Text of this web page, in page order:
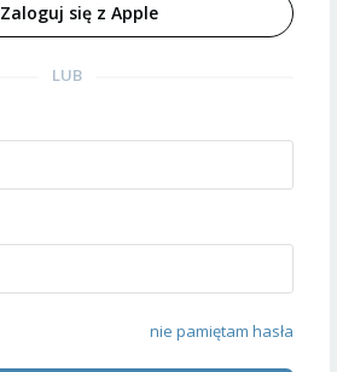
Zaloguj się z Apple
LUB
nie pamiętam hasła